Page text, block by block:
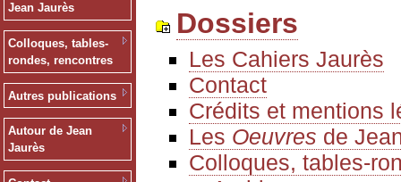
Jean Jaurès
Colloques, tables-
rondes, rencontres
Autres publications
Autour de Jean
Jaurès
Dossiers
Les Cahiers Jaurès
Contact
Crédits et mentions
Les Oeuvres de
Colloques, tables-